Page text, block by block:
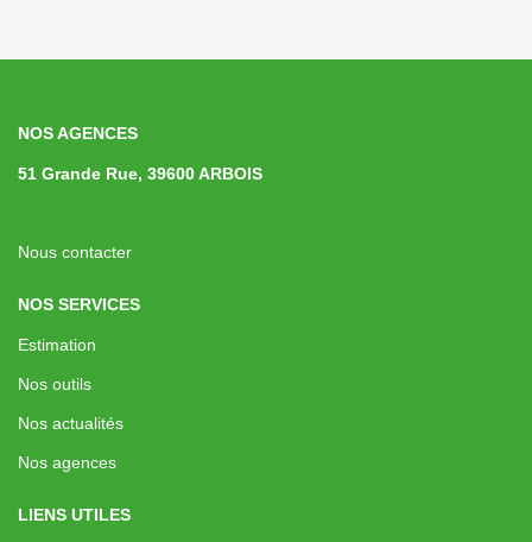
NOS AGENCES
51 Grande Rue, 39600 ARBOIS
Nous contacter
NOS SERVICES
Estimation
Nos outils
Nos actualités
Nos agences
LIENS UTILES